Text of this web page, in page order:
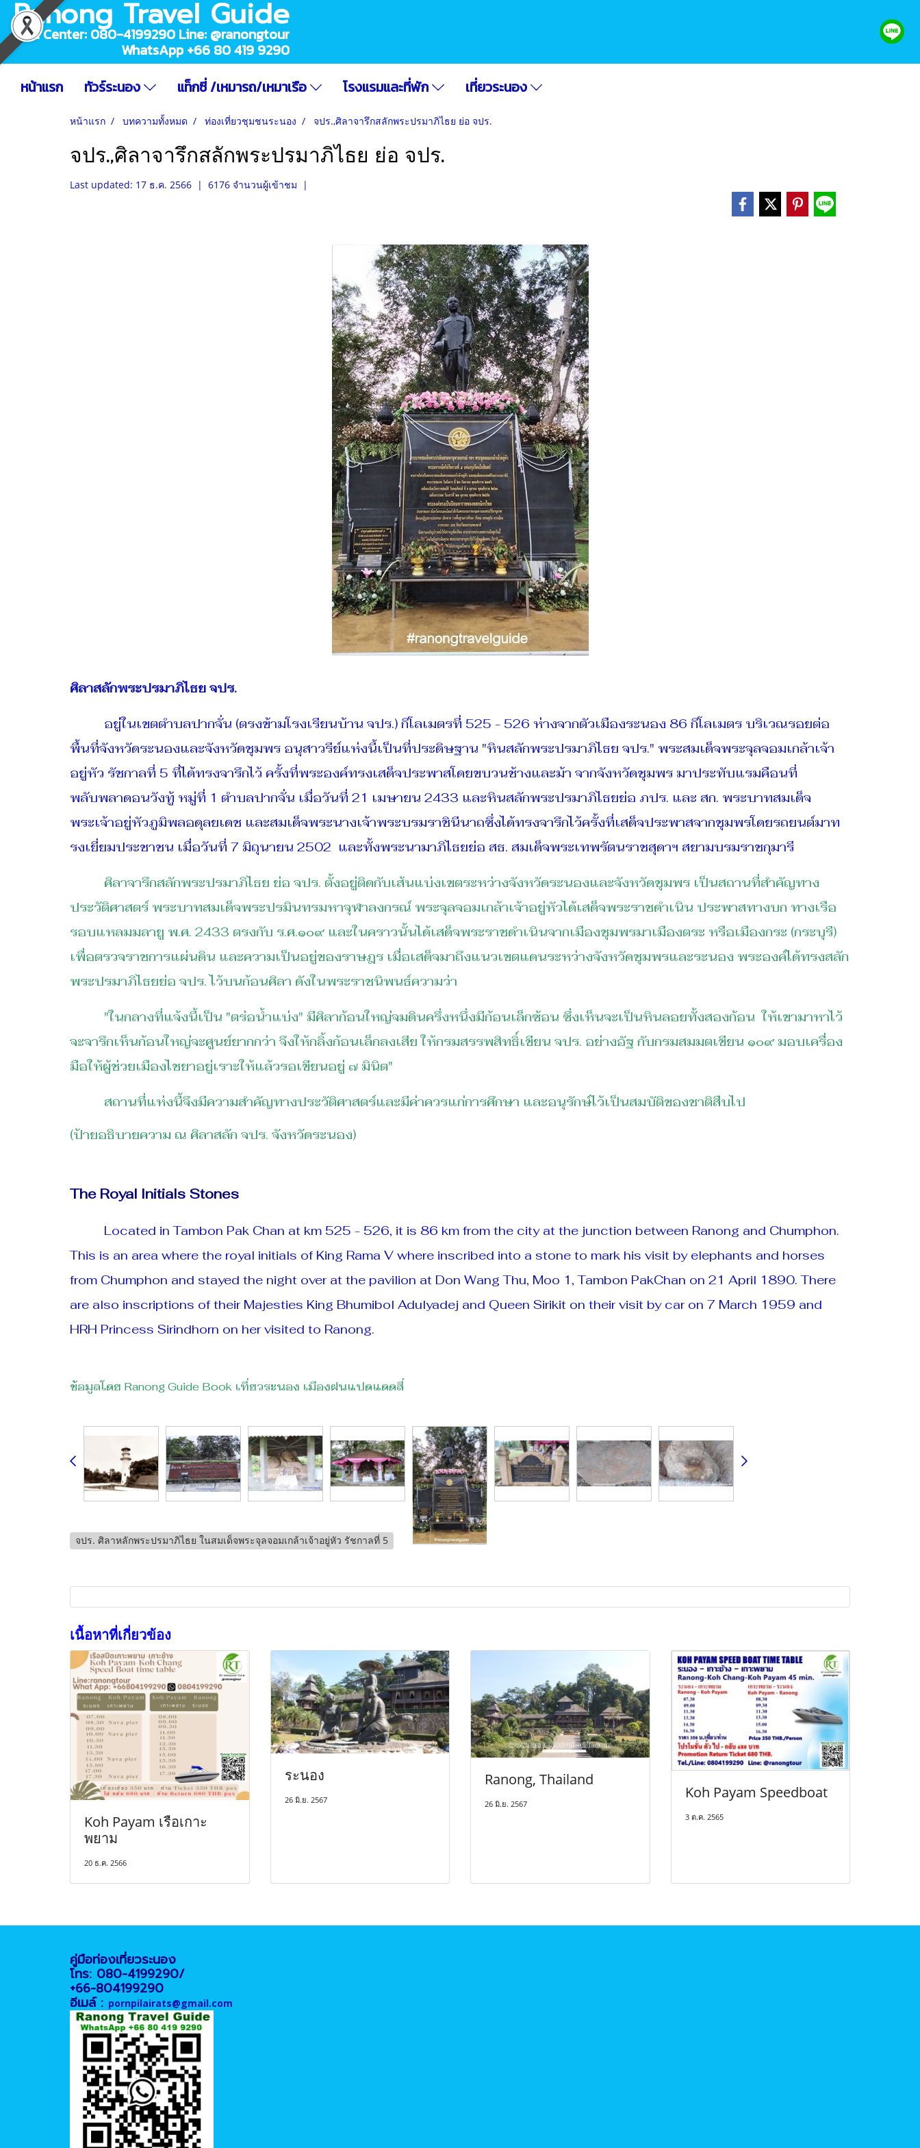
Ranong Travel Guide
Call Center: 080-4199290 Line: @ranongtour
WhatsApp +66 80 419 9290
หน้าแรก
ทัวร์ระนอง แท็กซี่ /เหมารถ/เหมาเรือ โรงแรมและที่พัก เที่ยวระนอง
หน้าแรก บทความทั้งหมด ท่องเที่ยวชุมชนระนอง จปร.,ศิลาจารึกสลักพระปรมาภิไธย ย่อ จปร.
จปร.,ศิลาจารึกสลักพระปรมาภิไธย ย่อ จปร.
Last updated: 17 ธ.ค. 2566 | 6176 จำนวนผู้เข้าชม |
ศิลาสลักพระปรมาภิไธย จปร.
อยู่ในเขตตำบลปากจั่น (ตรงข้ามโรงเรียนบ้าน จปร.) กิโลเมตรที่ 525 - 526 ห่างจากตัวเมืองระนอง 86 กิโลเมตร บริเวณรอยต่อ
พื้นที่จังหวัดระนองและจังหวัดชุมพร อนุสาวรีย์แห่งนี้เป็นที่ประดิษฐาน "หินสลักพระปรมาภิไธย จปร." พระสมเด็จพระจุลจอมเกล้าเจ้า
อยู่หัว รัชกาลที่ 5 ที่ได้ทรงจารึกไว้ ครั้งที่พระองค์ทรงเสด็จประพาสโดยขบวนช้างและม้า จากจังหวัดชุมพร มาประทับแรมคือนที่
พลับพลาดอนวังทู้ หมู่ที่ 1 ตำบลปากจั่น เมื่อวันที่ 21 เมษายน 2433 และหินสลักพระปรมาภิไธยย่อ ภปร. และ สก. พระบาทสมเด็จ
พระเจ้าอยู่หัวภูมิพลอดุลยเดช และสมเด็จพระนางเจ้าพระบรมราชินีนาถซึ่งได้ทรงจารึกไว้ครั้งที่เสด็จประพาสจากชุมพรโดยรถยนต์มาท
รงเยี่ยมประชาชน เมื่อวันที่ 7 มิถุนายน 2502 และทั้งพระนามาภิไธยย่อ สธ. สมเด็จพระเทพรัตนราชสุดาฯ สยามบรมราชกุมารี
ศิลาจารึกสลักพระปรมาภิไธย ย่อ จปร. ตั้งอยู่ติดกับเส้นแบ่งเขตระหว่างจังหวัดระนองและจังหวัดชุมพร เป็นสถานที่สำคัญทาง
ประวัติศาสตร์ พระบาทสมเด็จพระปรมินทรมหาจุฬาลงกรณ์ พระจุลจอมเกล้าเจ้าอยู่หัวได้เสด็จพระราชดำเนิน ประพาสทางบก ทางเรือ
รอบแหลมมลายู พ.ศ. 2433 ตรงกับ ร.ศ.๑๐๙ และในคราวนั้นได้เสด็จพระราชดำเนินจากเมืองชุมพรมาเมืองตระ หรือเมืองกระ (กระบุรี)
เพื่อตรวจราชการแผ่นดิน และความเป็นอยู่ของราษฎร เมื่อเสด็จมาถึงแนวเขตแดนระหว่างจังหวัดชุมพรและระนอง พระองค์ได้ทรงสลัก
พระปรมาภิไธยย่อ จปร. ไว้บนก้อนศิลา ดังในพระราชนิพนธ์ความว่า
"ในกลางที่แจ้งนี้เป็น "ตร่อน้ำแบ่ง" มีศิลาก้อนใหญ่จมดินครึ่งหนึ่งมีก้อนเล็กซ้อน ซึ่งเห็นจะเป็นหินลอยทั้งสองก้อน ให้เขามาหาไว้
จะจารึกเห็นก้อนใหญ่จะศูนย์ยากกว่า จึงให้กลิ้งก้อนเล็กลงเสีย ให้กรมสรรพสิทธิ์เขียน จปร. อย่างอัฐ กับกรมสมมตเขียน ๑๐๙ มอบเครื่อง
มือให้ผู้ช่วยเมืองไชยาอยู่เราะให้แล้วรอเขียนอยู่ ๗ มินิต"
สถานที่แห่งนี้จึงมีความสำคัญทางประวัติศาสตร์และมีค่าควรแก่การศึกษา และอนุรักษ์ไว้เป็นสมบัติของชาติสืบไป
(ป้ายอธิบายความ ณ ศิลาสลัก จปร. จังหวัดระนอง)
The Royal Initials Stones
Located in Tambon Pak Chan at km 525 - 526, it is 86 km from the city at the junction between Ranong and Chumphon.
This is an area where the royal initials of King Rama V where inscribed into a stone to mark his visit by elephants and horses
from Chumphon and stayed the night over at the pavilion at Don Wang Thu, Moo 1, Tambon PakChan on 21 April 1890. There
are also inscriptions of their Majesties King Bhumibol Adulyadej and Queen Sirikit on their visit by car on 7 March 1959 and
HRH Princess Sirindhorn on her visited to Ranong.
ข้อมูลโดย Ranong Guide Book เที่ยวระนอง เมืองฝนแปดแดดสี่
จปร. ศิลาหลักพระปรมาภิไธย ในสมเด็จพระจุลจอมเกล้าเจ้าอยู่หัว รัชกาลที่ 5
เนื้อหาที่เกี่ยวข้อง
Koh Payam เรือเกาะ
พยาม
20 ธ.ค. 2566
ระนอง
26 มิ.ย. 2567
Ranong, Thailand
26 มิ.ย. 2567
Koh Payam Speedboat
3 ต.ค. 2565
คู่มือท่องเที่ยวระนอง
โทร: 080-4199290/
+66-804199290
อีเมล์ : pornpilairats@gmail.com